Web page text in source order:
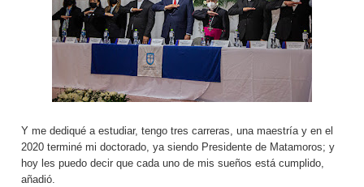
Y me dediqué a estudiar, tengo tres carreras, una maestría y en el
2020 terminé mi doctorado, ya siendo Presidente de Matamoros; y
hoy les puedo decir que cada uno de mis sueños está cumplido,
añadió.